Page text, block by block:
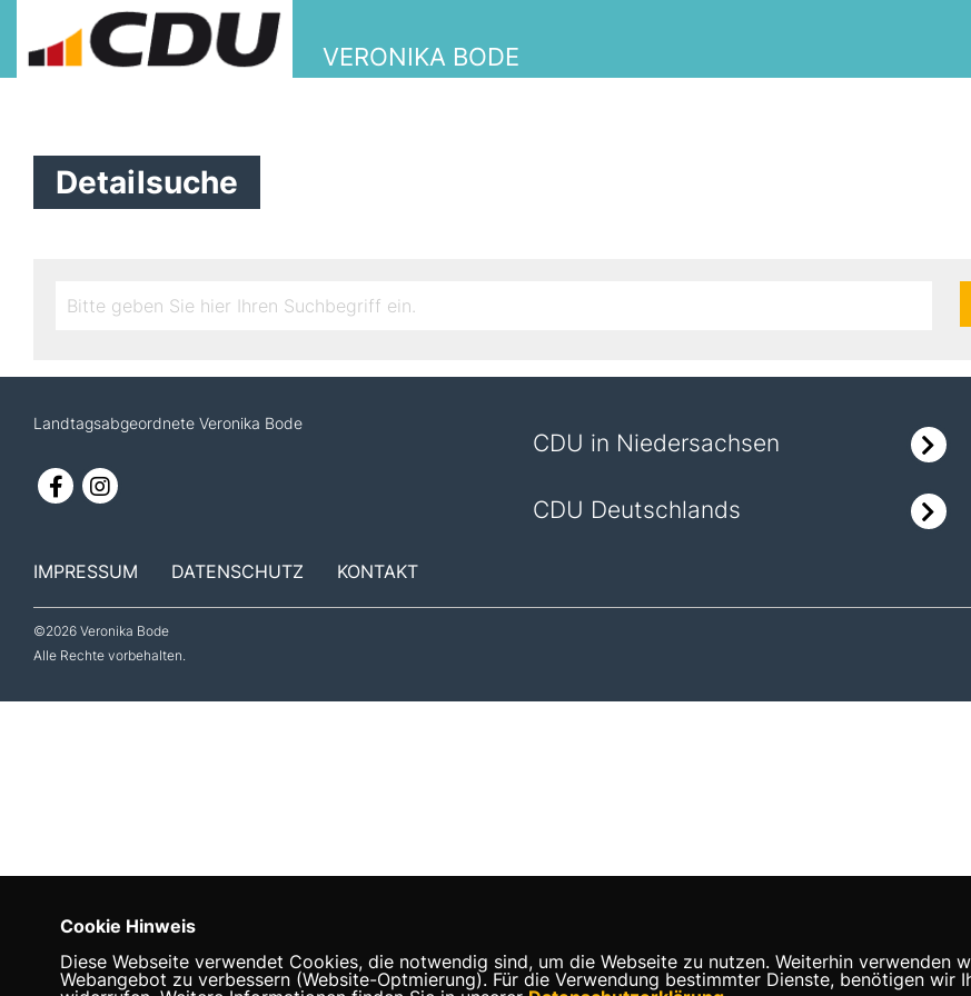
VERONIKA BODE
Detailsuche
Landtagsabgeordnete Veronika Bode
IMPRESSUM DATENSCHUTZ KONTAKT
CDU in Niedersachsen
CDU Deutschlands
©2026 Veronika Bode
Alle Rechte vorbehalten.
Cookie Hinweis
Diese Webseite verwendet Cookies, die notwendig sind, um die Webseite zu nutzen. Weiterhin verwenden
Webangebot zu verbessern (Website-Optmierung). Für die Verwendung bestimmter Dienste, benötigen wir